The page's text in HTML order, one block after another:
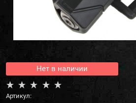
Нет в наличии
Артикул: